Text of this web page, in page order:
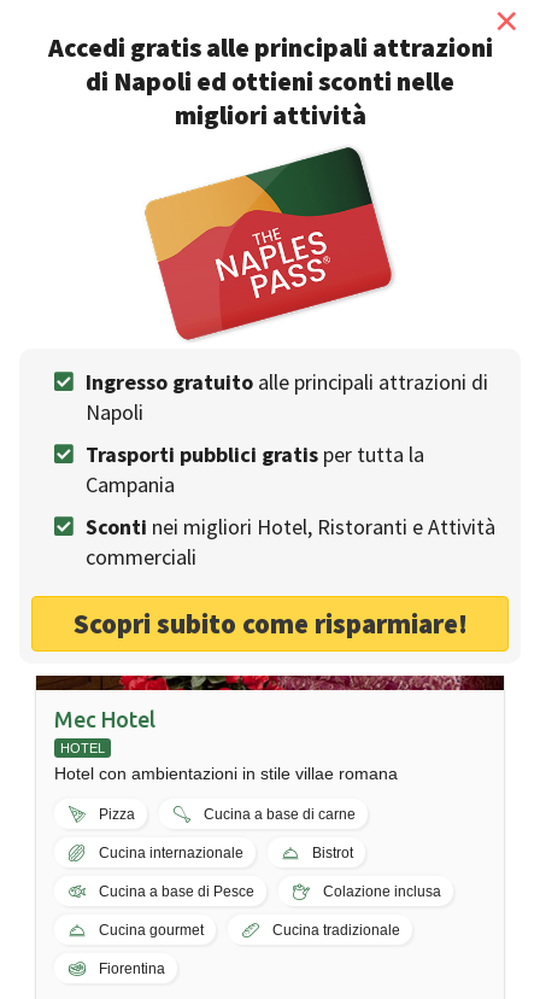
Accedi gratis alle principali attrazioni
di Napoli ed ottieni sconti nelle
migliori attività
Ingresso gratuito alle principali attrazioni di
Napoli
Trasporti pubblici gratis per tutta la
Campania
Sconti nei migliori Hotel, Ristoranti e Attività
commerciali
Scopri subito come risparmiare!
×
Famiglia Stazione Coppie
Vasca idromassaggio
Single
Prenotazioni senza carta di credito
Napoli - Via Duomo, 228
10%
Mec Hotel
HOTEL
Hotel con ambientazioni in stile villae romana
Pizza Cucina a base di carne
Cucina internazionale Bistrot
Cucina a base di Pesce Colazione inclusa
Cucina gourmet Cucina tradizionale
Fiorentina